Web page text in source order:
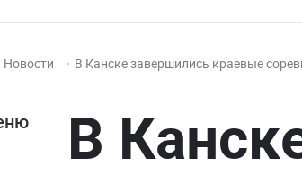
Новости В Канске завершились краевые
В